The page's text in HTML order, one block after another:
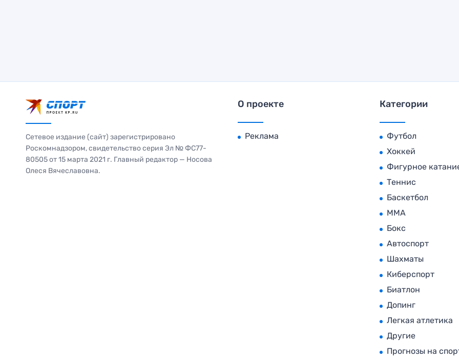
Сетевое издание (сайт) зарегистрировано
Роскомнадзором, свидетельство серия Эл № ФС77-
80505 от 15 марта 2021 г. Главный редактор — Носова
Олеся Вячеславовна.
О проекте
Реклама
Категории
Футбол
Хоккей
Фигурное
Теннис
Баскетбол
MMA
Бокс
Автоспорт
Шахматы
Киберспорт
Биатлон
Допинг
Легкая атлетика
Другие
Прогнозы на